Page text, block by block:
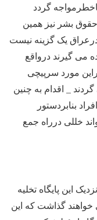
گردد
بشر نیز همین
درعراق یک گزینه نیست
می گیرند درواقع
مورد سرپیچی
_ اقدام به چنین
بنابردستور
خللی درراه جمع
این پایگاه تخلیه
خواهند گذاشت که این